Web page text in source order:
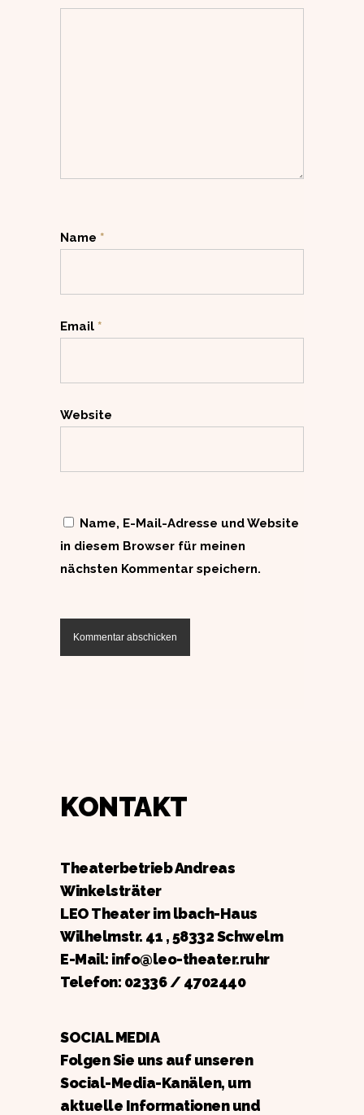
Name *
Email *
Website
Name, E-Mail-Adresse und Website
in diesem Browser für meinen
nächsten Kommentar speichern.
KONTAKT
Theaterbetrieb Andreas
Winkelsträter
LEO Theater im lbach-Haus
Wilhelmstr. 41 , 58332 Schwelm
E-Mail: info@leo-theater.ruhr
Telefon: 02336 / 4702440
SOCIAL MEDIA
Folgen Sie uns auf unseren
Social-Media-Kanälen, um
aktuelle Informationen und